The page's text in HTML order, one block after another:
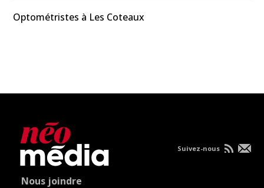
Optométristes à Les Coteaux
Nous joindre
Suivez-nous